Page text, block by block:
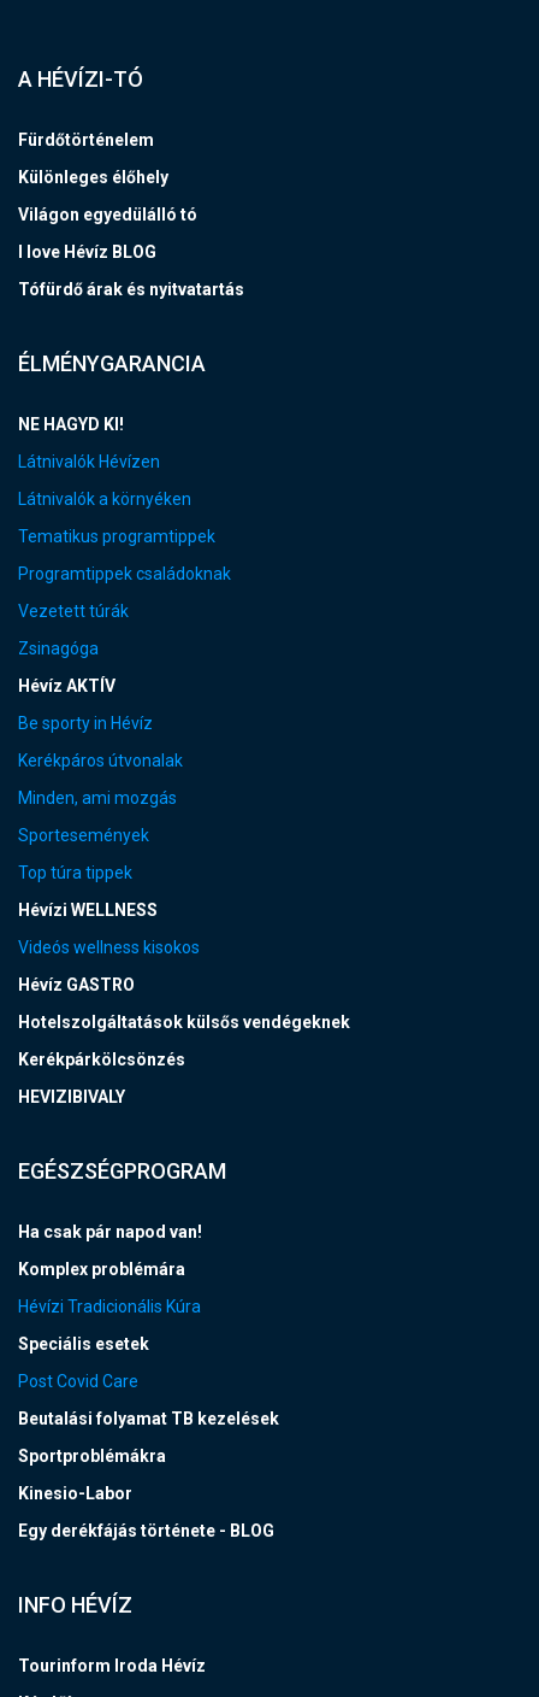
A HÉVÍZI-TÓ
Fürdőtörténelem
Különleges élőhely
Világon egyedülálló tó
I love Hévíz BLOG
Tófürdő árak és nyitvatartás
ÉLMÉNYGARANCIA
NE HAGYD KI!
Látnivalók Hévízen
Látnivalók a környéken
Tematikus programtippek
Programtippek családoknak
Vezetett túrák
Zsinagóga
Hévíz AKTÍV
Be sporty in Hévíz
Kerékpáros útvonalak
Minden, ami mozgás
Sportesemények
Top túra tippek
Hévízi WELLNESS
Videós wellness kisokos
Hévíz GASTRO
Hotelszolgáltatások külsős vendégeknek
Kerékpárkölcsönzés
HEVIZIBIVALY
EGÉSZSÉGPROGRAM
Ha csak pár napod van!
Komplex problémára
Hévízi Tradicionális Kúra
Speciális esetek
Post Covid Care
Beutalási folyamat TB kezelések
Sportproblémákra
Kinesio-Labor
Egy derékfájás története - BLOG
INFO HÉVÍZ
Tourinform Iroda Hévíz